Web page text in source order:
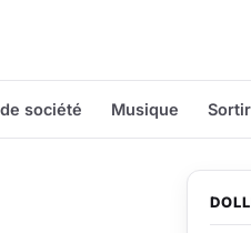
société Musique Sortir